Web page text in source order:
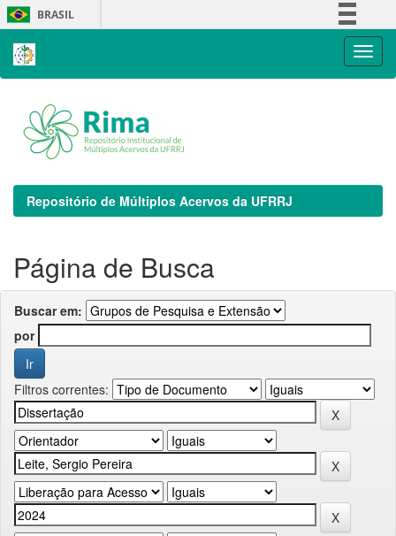
Skip
navigation
BRASIL
Repositório de Múltiplos Acervos da UFRRJ
Página de Busca
Buscar em:
por
Filtros correntes: